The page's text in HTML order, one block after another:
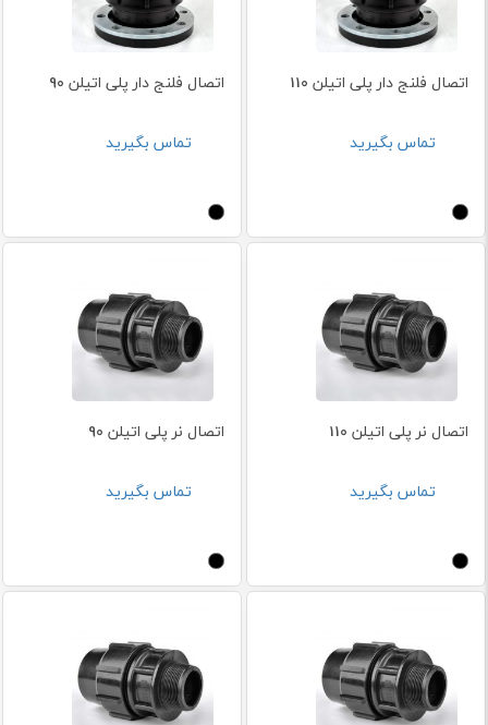
اتصال فلنج دار پلی اتیلن 110
تماس بگیرید
اتصال فلنج دار پلی اتیلن 90
تماس بگیرید
اتصال نر پلی اتیلن 110
تماس بگیرید
اتصال نر پلی اتیلن 90
تماس بگیرید